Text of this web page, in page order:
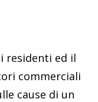
residenti ed il
commerciali
cause di un